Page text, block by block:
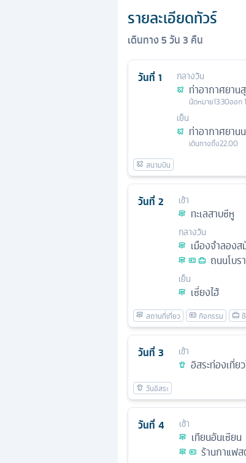
รายละเอียดทัวร์
เดินทาง5วัน3 คืน
วันที่ 1 กลางวัน
ท่าอากาศยา
นัดหมาย13.30ออก
เย็น
ท่าอากาศยาน
เดินทางถึง22.00
วันที่ 2 เช้า
ทะเลสาบซีหู
กลางวัน
เมืองจําลอง
ถนนโบร
เย็น
เซี่ยงไฮ้
วันที่ 3 เช้า
อิสระท่องเที่ย
วันที่ 4 เช้า
เทียนอันเซียน
ร้านกาแฟส